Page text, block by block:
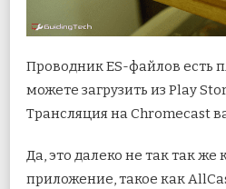
Проводник ES-файлов есть
можете загрузить из Play
Трансляция на Chromecast
Да, это далеко не так так же
приложение, такое как